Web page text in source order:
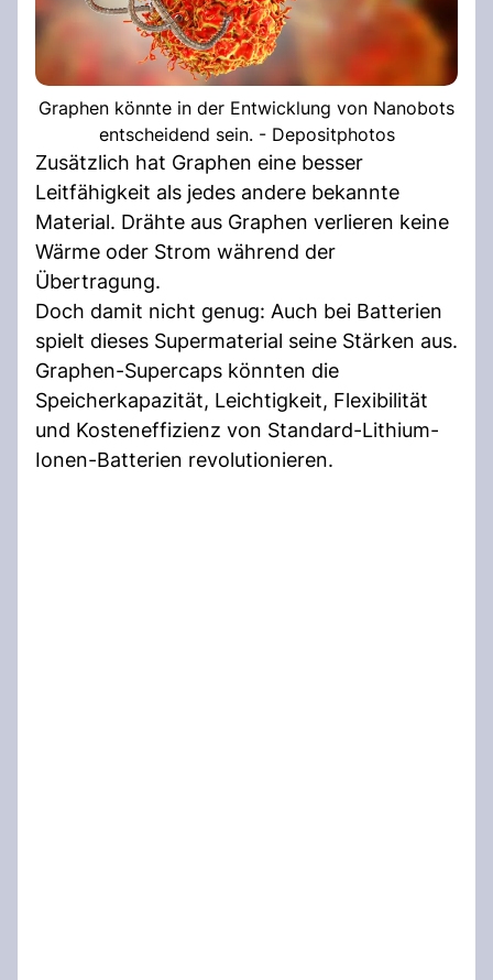
Graphen könnte in der Entwicklung von Nanobots
entscheidend sein. - Depositphotos
Zusätzlich hat Graphen eine besser
Leitfähigkeit als jedes andere bekannte
Material. Drähte aus Graphen verlieren keine
Wärme oder Strom während der
Übertragung.
Doch damit nicht genug: Auch bei Batterien
spielt dieses Supermaterial seine Stärken aus.
Graphen-Supercaps könnten die
Speicherkapazität, Leichtigkeit, Flexibilität
und Kosteneffizienz von Standard-Lithium-
Ionen-Batterien revolutionieren.